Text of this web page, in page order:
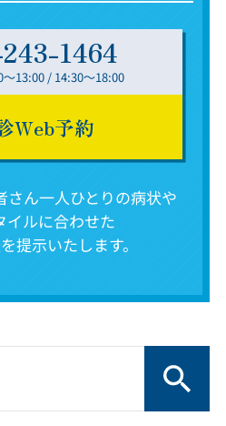
1464
13:00 / 14:30～18:00
Web予約
さん一人ひとりの病状や
イルに合わせた
提示いたします。